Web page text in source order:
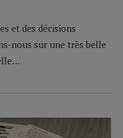
et des décisions
nous sur une très belle